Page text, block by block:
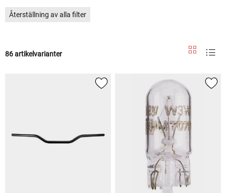
Återställning av alla filter
86 artikelvarianter